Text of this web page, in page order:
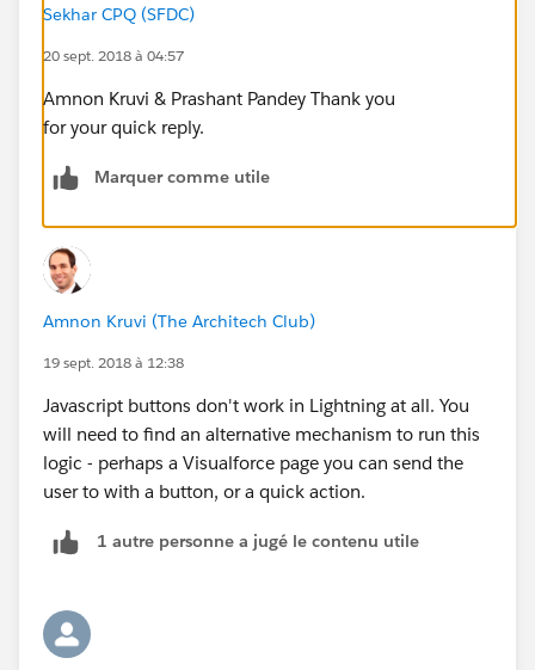
if(updChk[0].getBoolean("success"))
AccountObj.Name='{!Account.DOMM__c}';
updationAcntName.push(AccountObj);
sforce.connection.update([updationAcntName]);
location.reload(true);
}
}
else
null;
Sekhar CPQ (SFDC)
20 sept. 2018 à 04:57
Amnon Kruvi & Prashant Pandey Thank you
for your quick reply.
Marquer comme utile
Amnon Kruvi (The Architech Club)
19 sept. 2018 à 12:38
Javascript buttons don't work in Lightning at all. You
will need to find an alternative mechanism to run this
logic - perhaps a Visualforce page you can send the
user to with a button, or a quick action.
1 autre personne a jugé le contenu utile